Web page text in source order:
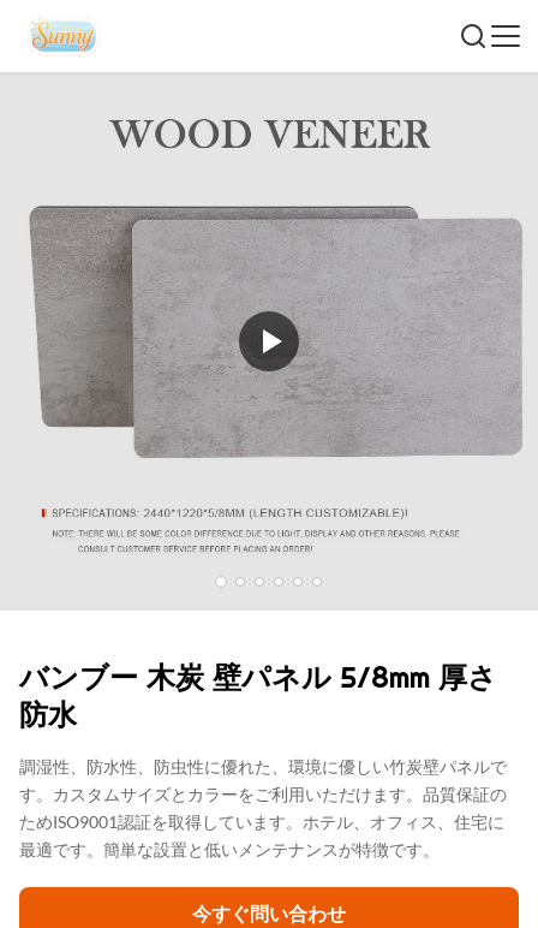
バンブー 木炭 壁パネル 5/8mm 厚さ
防水
調湿性、防水性、防虫性に優れた、環境に優しい竹炭壁パネルで
す。カスタムサイズとカラーをご利用いただけます。品質保証の
ためISO9001認証を取得しています。ホテル、オフィス、住宅に
最適です。簡単な設置と低いメンテナンスが特徴です。
今すぐ問い合わせ